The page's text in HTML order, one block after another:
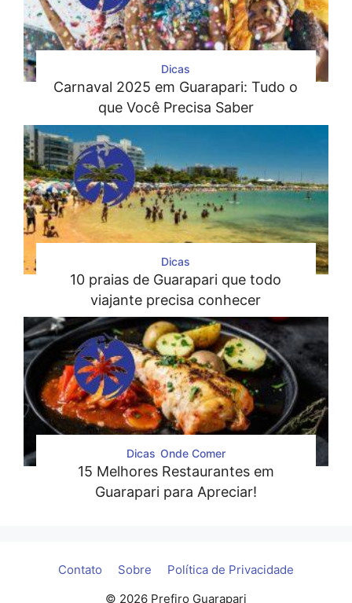
Dicas
Carnaval 2025 em Guarapari: Tudo o
que Você Precisa Saber
Dicas
10 praias de Guarapari que todo
viajante precisa conhecer
Dicas Onde Comer
15 Melhores Restaurantes em
Guarapari para Apreciar!
Contato Sobre Política de Privacidade